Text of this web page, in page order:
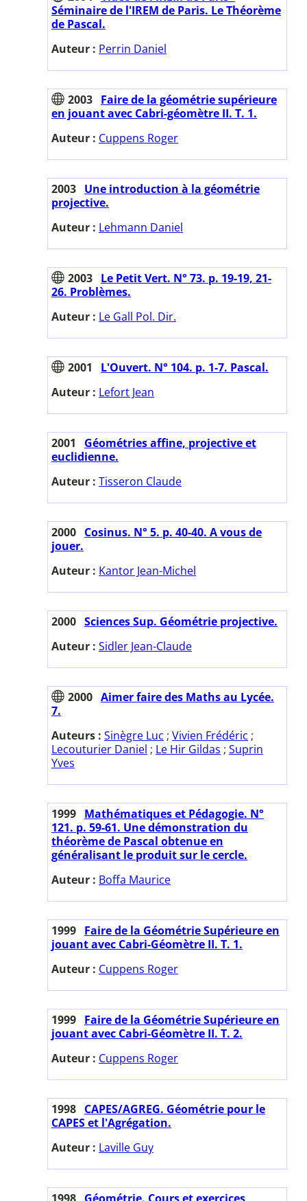
Séminaire de l'IREM de Paris. Le Théorème
de Pascal.
Auteur : Perrin Daniel
2003 Faire de la géométrie supérieure
en jouant avec Cabri-géomètre II. T. 1.
Auteur : Cuppens Roger
2003 Une introduction à la géométrie
projective.
Auteur : Lehmann Daniel
2003 Le Petit Vert. N° 73. p. 19-19, 21-
26. Problèmes.
Auteur : Le Gall Pol. Dir.
2001
L'Ouvert. N° 104. p. 1-7. Pascal.
Auteur : Lefort Jean
2001
Géométries affine, projective et
euclidienne.
Auteur : Tisseron Claude
2000 Cosinus. N° 5. p. 40-40. A vous de
jouer.
Auteur : Kantor Jean-Michel
2000 Sciences Sup. Géométrie projective.
Auteur : Sidler Jean-Claude
2000 Aimer faire des Maths au Lycée.
7.
Auteurs : Sinègre Luc ; Vivien Frédéric ;
Lecouturier Daniel ; Le Hir Gildas ; Suprin
Yves
1999 Mathématiques et Pédagogie. N°
121. p. 59-61. Une démonstration du
théorème de Pascal obtenue en
généralisant le produit sur le cercle.
Auteur : Boffa Maurice
1999 Faire de la Géométrie Supérieure en
jouant avec Cabri-Géomètre II. T. 1.
Auteur : Cuppens Roger
1999 Faire de la Géométrie Supérieure en
jouant avec Cabri-Géomètre II. T. 2.
Auteur : Cuppens Roger
1998 CAPES/AGREG. Géométrie pour le
CAPES et l'Agrégation.
Auteur : Laville Guy